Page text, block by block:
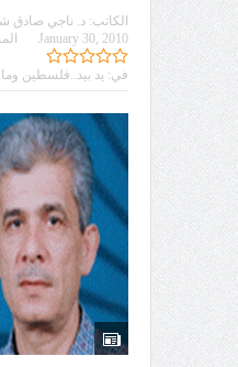
الكاتب: د. ناجي صادق
January 30, 2010
في: يد بيد..فلسطين